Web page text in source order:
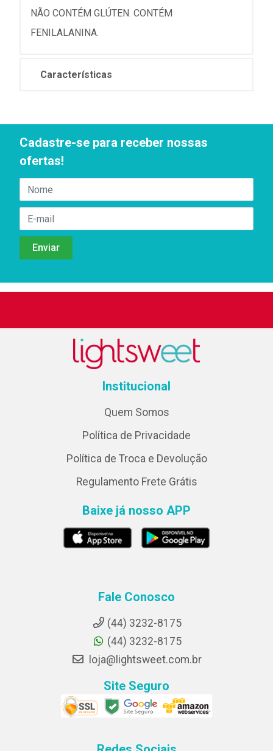
NÃO CONTÉM GLÚTEN. CONTÉM
FENILALANINA.
Características
Cadastre-se para receber nossas
ofertas!
Institucional
Quem Somos
Política de Privacidade
Política de Troca e Devolução
Regulamento Frete Grátis
Baixe já nosso APP
Fale Conosco
(44) 3232-8175
(44) 3232-8175
loja@lightsweet.com.br
Site Seguro